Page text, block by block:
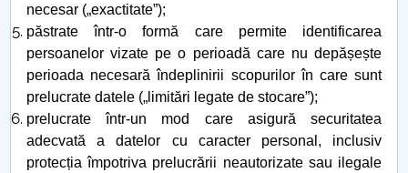
necesar („exactitate”);
păstrate într-o formă care permite identificarea
persoanelor vizate pe o perioadă care nu depășește
perioada necesară îndeplinirii scopurilor în care sunt
prelucrate datele („limitări legate de stocare”);
prelucrate într-un mod care asigură securitatea
adecvată a datelor cu caracter personal, inclusiv
protecția împotriva prelucrării neautorizate sau ilegale